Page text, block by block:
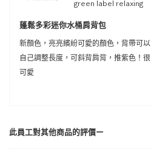
green label relaxing
蓬鬆多彩迷你水桶肩背包
新顏色，亮亮繽紛可愛的顏色，背帶可以
自己調整長度，可斜背肩背，推紫色！很
可愛
此員工對其他商品的評價ー